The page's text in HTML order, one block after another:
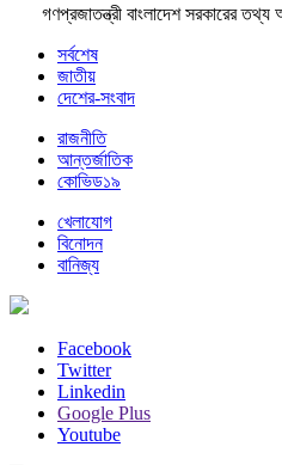
গণপ্রজাতন্ত্রী বাংলাদেশ সরকারের
সর্বশেষ
জাতীয়
দেশের-সংবাদ
রাজনীতি
আন্তর্জাতিক
কোভিড১৯
খেলাযোগ
বিনোদন
বানিজ্য
Facebook
Twitter
Linkedin
Google Plus
Youtube